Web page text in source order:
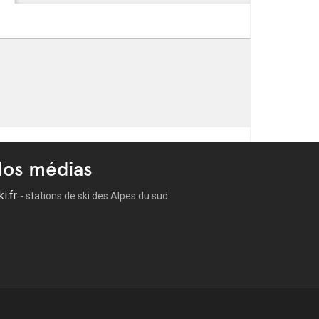
médias
- stations de ski des Alpes du sud